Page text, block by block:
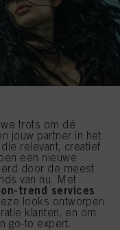
trots om dé
jouw partner in het
relevant, creatief
een nieuwe
door de meest
van nu. Met
trend services
looks ontworpen
klanten, en om
go-to expert.